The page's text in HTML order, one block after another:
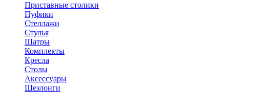
Приставные столики
Пуфики
Стеллажи
Стулья
Шатры
Комплекты
Кресла
Столы
Аксессуары
Шезлонги